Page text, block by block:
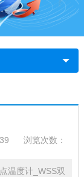
浏览次数：
温度计_WSS双